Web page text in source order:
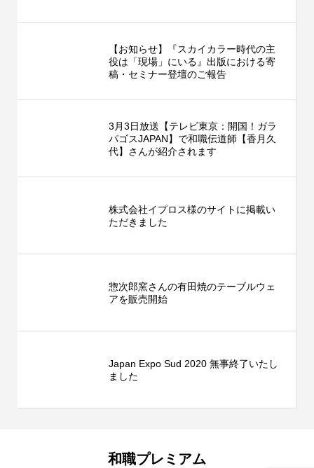
【お知らせ】『スカイカラー時代の主
役は「現場」にいる』出版における寄
稿・セミナー登壇のご報告
3月3日放送【テレビ東京：開国！ガラ
パゴスJAPAN】で和職伝道師【香月久
代】さんが紹介されます
株式会社イプロス様のサイトに掲載い
ただきました
惣次郎窯さんの有田焼のテーブルウェ
アを販売開始
Japan Expo Sud 2020 無事終了いたし
ました
和職プレミアム